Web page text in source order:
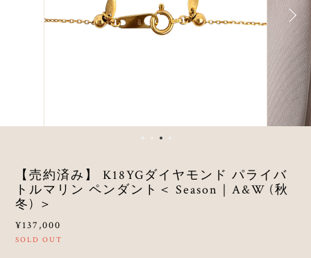
【売約済み】 K18YGダイヤモンド パライバ
トルマリン ペンダント＜ Season｜A&W (秋
冬) ＞
¥137,000
SOLD OUT